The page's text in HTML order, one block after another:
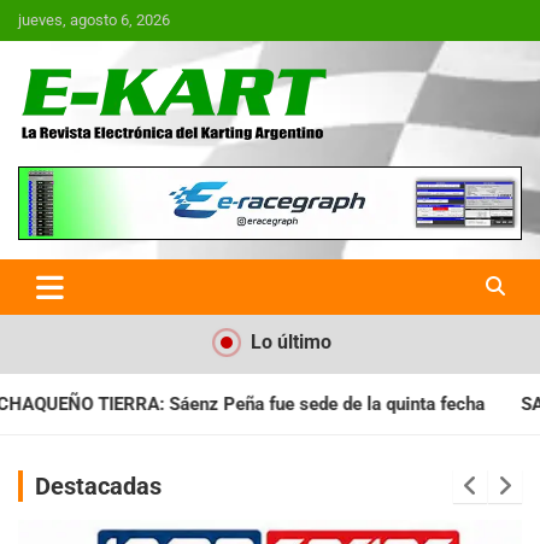
Saltar
al
jueves, agosto 6, 2026
E-Kart.com.ar | La Revista
Electrónica del Karting en
Argentina
Lo último
fue sede de la quinta fecha SANTIAGUEÑO: Se cumplió con
Destacadas